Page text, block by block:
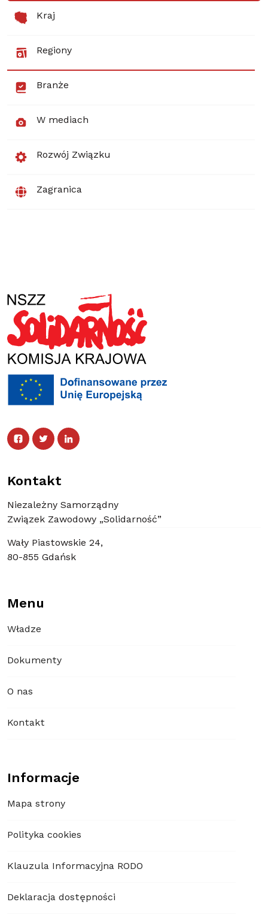
Kraj
Regiony
Branże
W mediach
Rozwój Związku
Zagranica
Facebook Facebook
TwitterTwitter
Linked In
Kontakt
Niezależny Samorządny
Związek Zawodowy „Solidarność”
Wały Piastowskie 24,
80-855 Gdańsk
Menu
Władze
Dokumenty
O nas
Kontakt
Informacje
Mapa strony
Polityka cookies
Klauzula Informacyjna RODO
Deklaracja dostępności